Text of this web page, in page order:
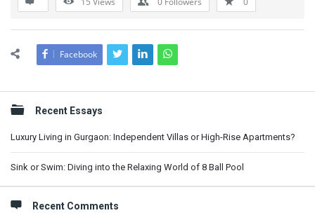
Facebook
Sidebar
Recent Essays
Luxury Living in Gurgaon: Independent Villas or High-Rise Apartments?
Sink or Swim: Diving into the Relaxing World of 8 Ball Pool
Recent Comments